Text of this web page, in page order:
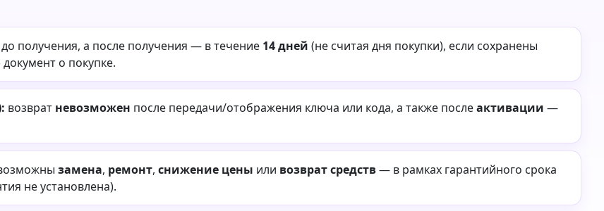
получения, а после получения — в течение 14 дней (не считая дня покупки), если сохранены
о покупке.
возврат невозможен после передачи/отображения ключа или кода, а также послеактивации —
замена, ремонт, снижение цены или возврат средств— в рамках гарантийного срока
не установлена).